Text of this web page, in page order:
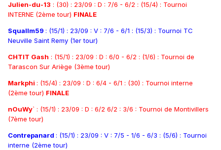
Julien-du-13 : (30) : 23/09 : D : 7/6 - 6/2 : (15/4) : Tournoi
INTERNE (2ème tour) FINALE
Squallm59 : (15/1) : 23/09 : V : 7/6 - 6/1 : (15/3) : Tournoi TC
Neuville Saint Remy (1er tour)
CHTIT Gash : (15/1) : 23/09 : D : 6/0 - 6/2 : (1/6) : Tournoi de
Tarascon Sur Ariège (3ème tour)
Markphi : (15/4) : 23/09 : D : 6/4 - 6/1 : (30) : Tournoi interne
(2ème tour) FINALE
nOuWy` : (15/1) : 23/09 : D : 6/2 6/2 : 3/6 : Tournoi de Montivillers
(7ème tour)
Contrepanard : (15/1) : 23/09 : V : 7/5 - 1/6 - 6/3 : (5/6) : Tournoi
interne (2ème tour)